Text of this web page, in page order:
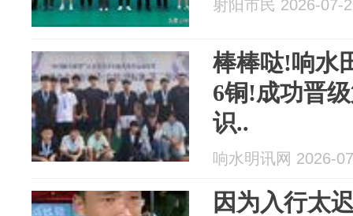
射阳市民 2026-07-
棒棒哒!响水
6铜!成功晋
识..
响水明讯网 2026-
因为入行太